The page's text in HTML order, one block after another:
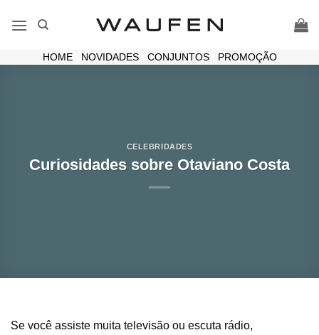
HOME| NOVIDADES| CONJUNTOS| PROMOÇÃO
CELEBRIDADES
Curiosidades sobre Otaviano Costa
Se você assiste muita televisão ou escuta rádio,